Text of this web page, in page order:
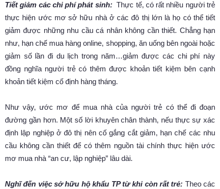
Tiết giảm các chi phí phát sinh:Thực tế, có rất nhiều người trẻ
thực hiện ước mơ sở hữu nhà ở các đô thị lớn là họ có thể tiết
giảm được những nhu cầu cá nhân không cần thiết. Chẳng hạn
như, hạn chế mua hàng online, shopping, ăn uống bên ngoài hoặc
giảm số lần đi du lịch trong năm…giảm được các chi phí này
đồng nghĩa người trẻ có thêm được khoản tiết kiệm bên cạnh
khoản tiết kiệm cố định hàng tháng.
Như vậy, ước mơ để mua nhà của người trẻ có thể đi đoạn
đường gần hơn. Một số lời khuyên chân thành, nếu thực sự xác
định lập nghiệp ở đô thị nên cố gắng cắt giảm, hạn chế các nhu
cầu không cần thiết để có thêm nguồn tài chính thực hiện ước
mơ mua nhà “an cư, lập nghiệp” lâu dài.
Nghĩ đến việc sở hữu hộ khẩu TP từ khi còn rất trẻ: Theo các